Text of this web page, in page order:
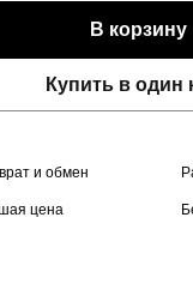
В корзину
Купить в один
и обмен
цена